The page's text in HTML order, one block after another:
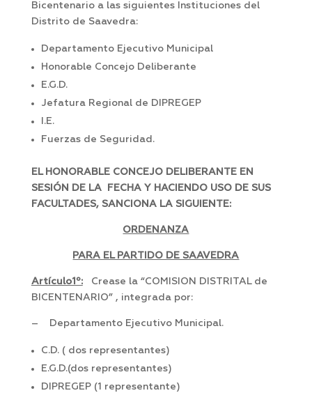
Bicentenario a las siguientes Instituciones del
Distrito de Saavedra:
Departamento Ejecutivo Municipal
Honorable Concejo Deliberante
E.G.D.
Jefatura Regional de DIPREGEP
I.E.
Fuerzas de Seguridad.
EL HONORABLE CONCEJO DELIBERANTE EN
SESIÓN DE LA FECHA Y HACIENDO USO DE SUS
FACULTADES, SANCIONA LA SIGUIENTE:
ORDENANZA
PARA EL PARTIDO DE SAAVEDRA
Artículo1º:
Crease la “COMISION DISTRITAL de
BICENTENARIO” , integrada por:
– Departamento Ejecutivo Municipal.
C.D. ( dos representantes)
E.G.D.(dos representantes)
DIPREGEP (1 representante)